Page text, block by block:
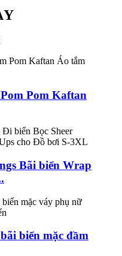
Pom Kaftan
Bãi biển Wrap
biển mặc đầm